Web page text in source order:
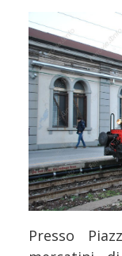
Presso